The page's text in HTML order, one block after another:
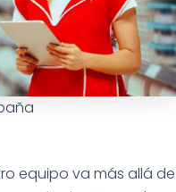
equipo va más allá